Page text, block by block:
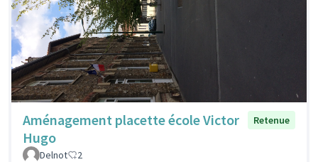
Aménagement placette école Victor
Hugo
Retenue
Delnot 2